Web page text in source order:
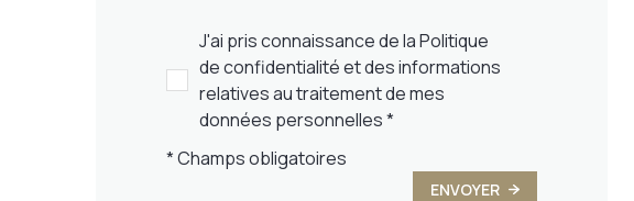
J'ai pris connaissance de la Politique
de confidentialité et des informations
relatives au traitement de mes
données personnelles *
* Champs obligatoires
ENVOYER